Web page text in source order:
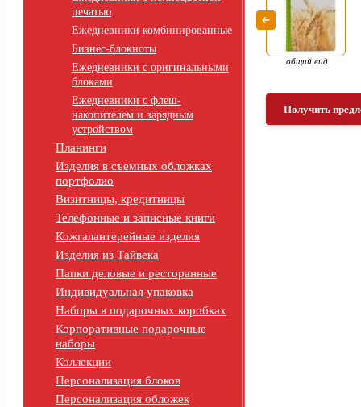
печатью
Ежедневники комбинированные
Бизнес-блокноты
Ежедневники с оригинальными
блоками
Ежедневники с флеш-
накопителем и зарядным
устройством
Планинги
Изделия в съемных обложках
портфолио
Визитницы, кредитницы
Телефонные и записные книги
Кожгалантерейные изделия
Изделия из Тайвека
Папки деловые и ресторанные
Индивидуальная упаковка
Наборы в подарочных коробках
Корпоративные подарочные
наборы
Коллекции
Персонализация блоков
Персонализация обложек
общий вид
Получить